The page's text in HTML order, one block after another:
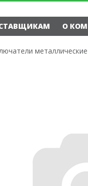
О
металлические